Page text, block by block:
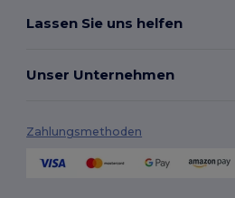
Lassen Sie uns helfen
Unser Unternehmen
Zahlungsmethoden